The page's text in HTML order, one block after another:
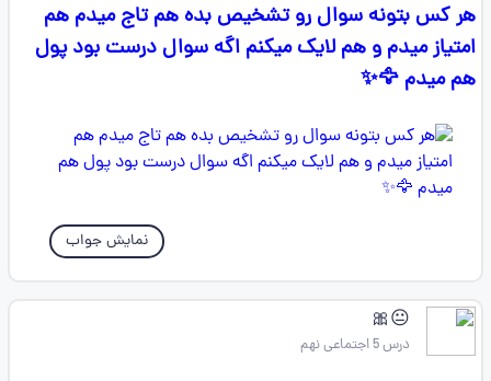
هر کس بتونه سوال رو تشخیص بده هم تاج میدم هم
امتیاز میدم و هم لایک میکنم اگه سوال درست بود پول
هم میدم 🦅✨
نمایش جواب
😐🎀
درس 5 اجتماعی نهم